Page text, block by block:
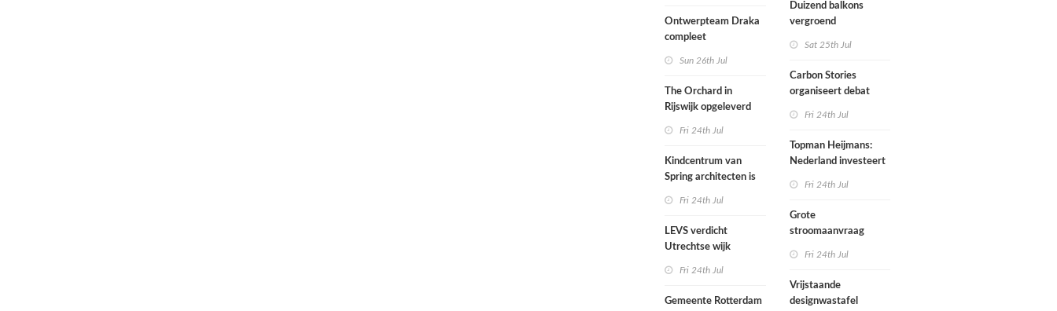
hernieuwd in
Ontwerpteam Draka
compleet
Sun 26th Jul
The Orchard in
Rijswijk opgeleverd
Fri 24th Jul
Kindcentrum van
Spring architecten is
Fri 24th Jul
LEVS verdicht
Utrechtse wijk
Fri 24th Jul
Gemeente Rotterdam
Duizend balkons
vergroend
Sat 25th Jul
Carbon Stories
organiseert debat
Fri 24th Jul
Topman Heijmans:
Nederland investeert
Fri 24th Jul
Grote
stroomaanvraag
afgewezen
Fri 24th Jul
Vrijstaande
designwastafel